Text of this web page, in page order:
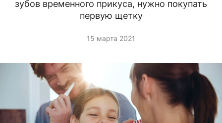
зубов временного прикуса, нужно покупать
первую щетку
15 марта 2021